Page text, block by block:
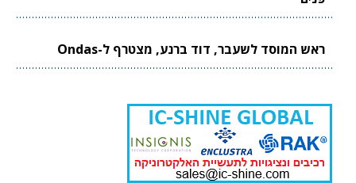
ראש המוסד לשעבר, דוד ברנע, מצטרף ל-Ondas